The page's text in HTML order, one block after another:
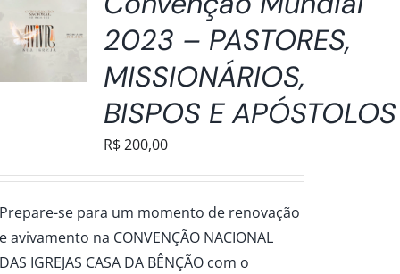
2023 – PASTORES,
MISSIONÁRIOS,
BISPOS E APÓSTOLOS
R$200,00
Prepare-se para um momento de renovação
e avivamento na CONVENÇÃO NACIONAL
DAS IGREJAS CASA DA BÊNÇÃO com o